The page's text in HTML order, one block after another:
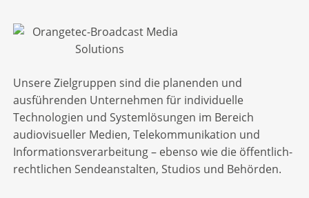
Unsere Zielgruppen sind die planenden und
ausführenden Unternehmen für individuelle
Technologien und Systemlösungen im Bereich
audiovisueller Medien, Telekommunikation und
Informationsverarbeitung – ebenso wie die öffentlich-
rechtlichen Sendeanstalten, Studios und Behörden.